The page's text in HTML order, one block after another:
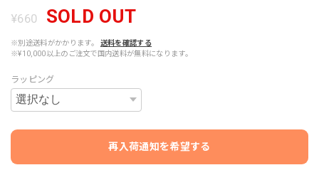
¥660 SOLD OUT
※別途送料がかかります。
送料を確認する
※¥10,000以上のご注文で国内送料が無料になります。
ラッピング
再入荷通知を希望する